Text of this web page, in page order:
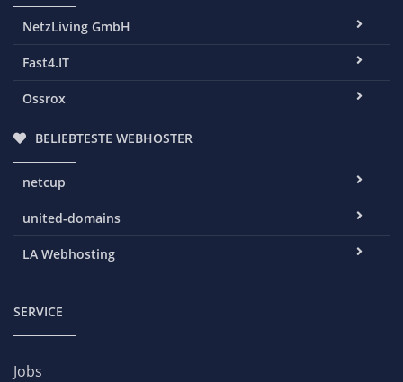
NetzLiving GmbH
Fast4.IT
Ossrox
BELIEBTESTE WEBHOSTER
netcup
united-domains
LA Webhosting
SERVICE
Jobs